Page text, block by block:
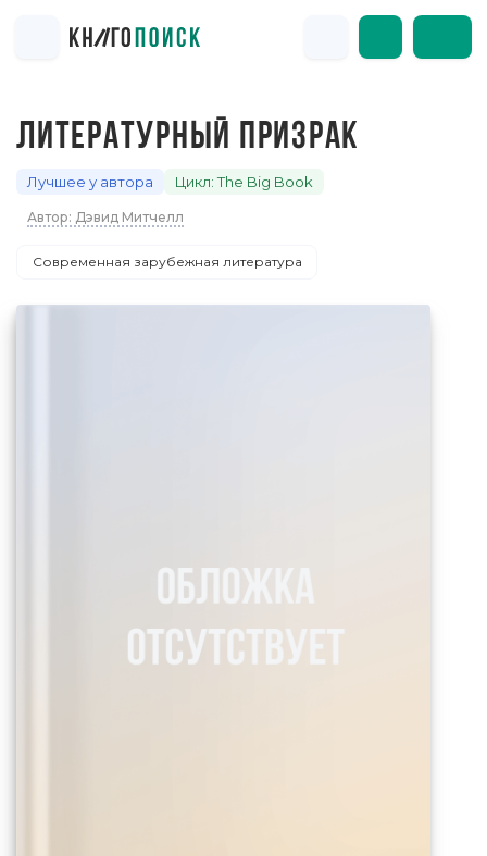
ЛИТЕРАТУРНЫЙ ПРИЗРАК
Лучшее у автора Цикл: The Big Book
Автор: Дэвид Митчелл
Современная зарубежная литература